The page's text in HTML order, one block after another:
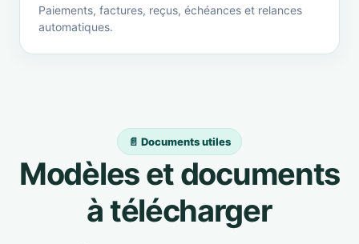
Paiements, factures, reçus, échéances et relances
automatiques.
📄 Documents utiles
Modèles et documents
à télécharger